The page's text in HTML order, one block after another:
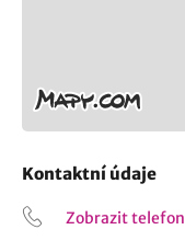
Kontaktní údaje
Zobrazit telefon